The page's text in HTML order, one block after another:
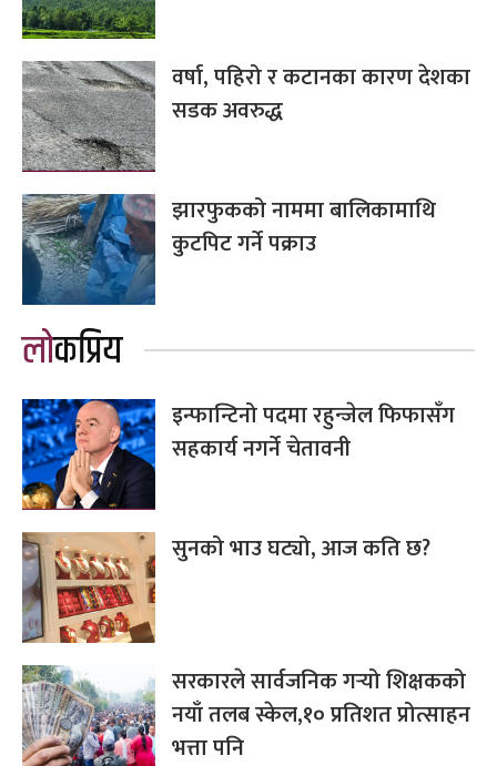
वर्षा, पहिरो र कटानका कारण देशका
सडक अवरुद्ध
झारफुकको नाममा बालिकामाथि
कुटपिट गर्ने पक्राउ
लोकप्रिय
इन्फान्टिनो पदमा रहुन्जेल फिफासँग
सहकार्य नगर्ने चेतावनी
सुनको भाउ घट्यो, आज कति छ?
सरकारले सार्वजनिक गर्‍यो शिक्षकको
नयाँ तलब स्केल,१० प्रतिशत प्रोत्साहन
भत्ता पनि